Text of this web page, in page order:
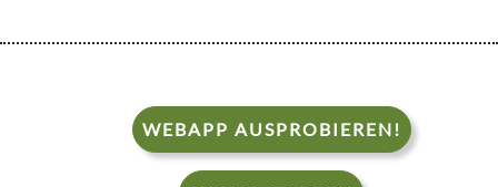
WEBAPP AUSPROBIEREN!